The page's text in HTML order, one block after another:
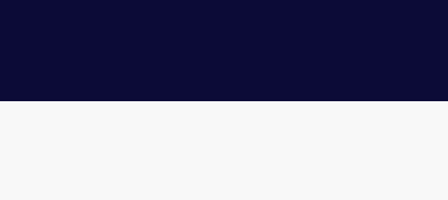
Ürün bilgilerinde hatalar bulunuyor.